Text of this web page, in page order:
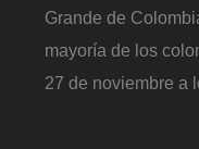
Grande de
mayoría de los
27 de noviembre a